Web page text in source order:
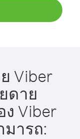
Viber
ดาย
Viber
ารถ: